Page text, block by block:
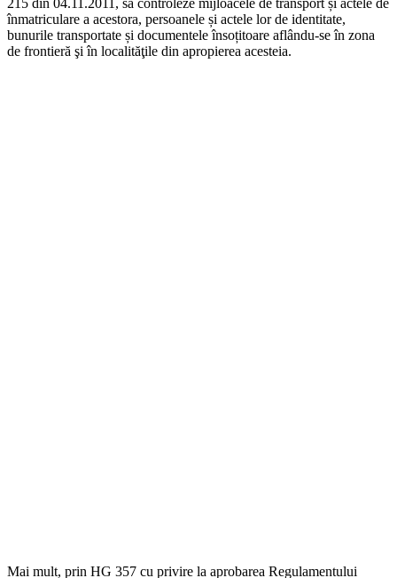
215 din 04.11.2011, să controleze mijloacele de transport și actele de
înmatriculare a acestora, persoanele și actele lor de identitate,
bunurile transportate și documentele însoțitoare aflându-se în zona
de frontieră şi în localităţile din apropierea acesteia.
Mai mult, prin HG 357 cu privire la aprobarea Regulamentului